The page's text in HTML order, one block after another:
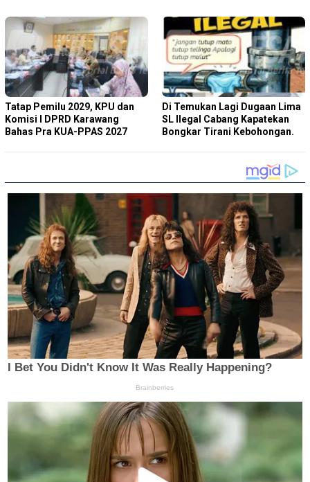
Tatap Pemilu 2029, KPU dan
Komisi I DPRD Karawang
Bahas Pra KUA-PPAS 2027
Di Temukan Lagi Dugaan Lima
SL Ilegal Cabang Kapatekan
Bongkar Tirani Kebohongan.